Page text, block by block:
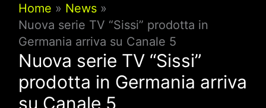
Home
News
Nuova serie TV “Sissi” prodotta in
Germania arriva su Canale 5
Nuova serie TV “Sissi”
prodotta in Germania arriva
su Canale 5